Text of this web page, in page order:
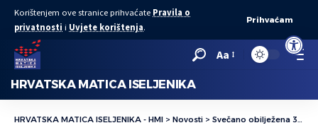
Open
Korištenjem ove stranice prihvaćate Pravila o
privatnosti i Uvjete korištenja.
Prihvaćam
Aa
HRVATSKA MATICA ISELJENIKA
HRVATSKA MATICA ISELJENIKA - HMI > Novosti > Svečano obilježena 30. obljetnica Hrvatske državne samouprave u Mađarskoj